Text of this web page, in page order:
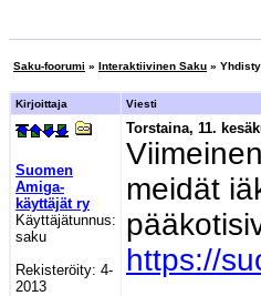
Saku-foorumi » Interaktiivinen Saku »
Kirjoittaja Viesti
Suomen
Amiga-
käyttäjät ry
Käyttäjätunnus:
saku
Rekisteröity: 4-
2013
Torstaina, 11.
meidät
https://